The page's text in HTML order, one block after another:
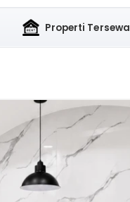
Properti Tersewa